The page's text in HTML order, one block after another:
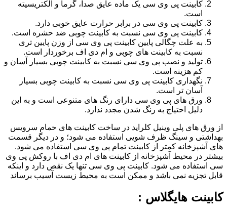
کابینت پی وی سی یک ماده عایق صدا، گرما و الکتریسیته
است.
کابینت پی وی سی در برابر حرارت عایق خوبی دارد.
کابینت پی وی سی نسبت به کابینت چوبی ضد حشره است.
به علت چگالی پایین کابینت پی وی سی از وزن پایین تری
نسبت به کابینت های چوبی و ام دی اف برخوردار است.
تولید و نصب پی وی سی نسبت به کابینت چوبی بسیار آسان و
کم هزینه است.
نگهداری کابینت پی وی سی نسبت به کابینت چوبی بسیار
آسان تر است.
ورق های پی وی سی دارای رنگ های متنوعی است و به این
دلیل احتیاج به رنگ شدن مجدد ندارد.
از ورق های پلی وینیل کلراید در ساخت کابینت های حمام سرویس
بهداشتی و سینگ ظرف شویی استفاده می شود؛ و در دیگر قسمت
های آشپزخانه کمتر از کابینت تمام پی وی سی استفاده می شود.
بیشتر در محیط آشپزخانه از کابینت های ام دی اف با روکش پی وی
سی استفاده می شود. کابینت پی وی سی تنها یک نقص دارد و اینکه
قابل تجزیه نمی باشد و ممکن است به محیط زیست آسیب برساند
کابینت هایگلاس :